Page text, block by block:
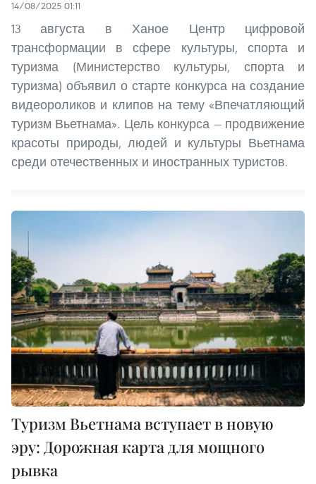
14/08/2025 01:11
13 августа в Ханое Центр цифровой
трансформации в сфере культуры, спорта и
туризма (Министерство культуры, спорта и
туризма) объявил о старте конкурса на создание
видеороликов и клипов на тему «Впечатляющий
туризм Вьетнама». Цель конкурса — продвижение
красоты природы, людей и культуры Вьетнама
среди отечественных и иностранных туристов.
Туризм Вьетнама вступает в новую
эру: Дорожная карта для мощного
рывка